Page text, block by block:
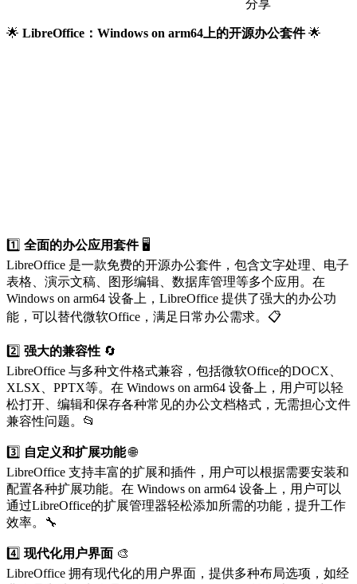
分享
🌟 LibreOffice：Windows on arm64上的开源办公套件🌟
1️⃣ 全面的办公应用套件🖥️
LibreOffice 是一款免费的开源办公套件，包含文字处理、电子
表格、演示文稿、图形编辑、数据库管理等多个应用。在
Windows on arm64 设备上，LibreOffice 提供了强大的办公功
能，可以替代微软Office，满足日常办公需求。📋
2️⃣ 强大的兼容性 🔄
LibreOffice 与多种文件格式兼容，包括微软Office的DOCX、
XLSX、PPTX等。在 Windows on arm64 设备上，用户可以轻
松打开、编辑和保存各种常见的办公文档格式，无需担心文件
兼容性问题。📂
3️⃣ 自定义和扩展功能🌐
LibreOffice 支持丰富的扩展和插件，用户可以根据需要安装和
配置各种扩展功能。在 Windows on arm64 设备上，用户可以
通过LibreOffice的扩展管理器轻松添加所需的功能，提升工作
效率。🔧
4️⃣ 现代化用户界面 🎨
LibreOffice 拥有现代化的用户界面，提供多种布局选项，如经